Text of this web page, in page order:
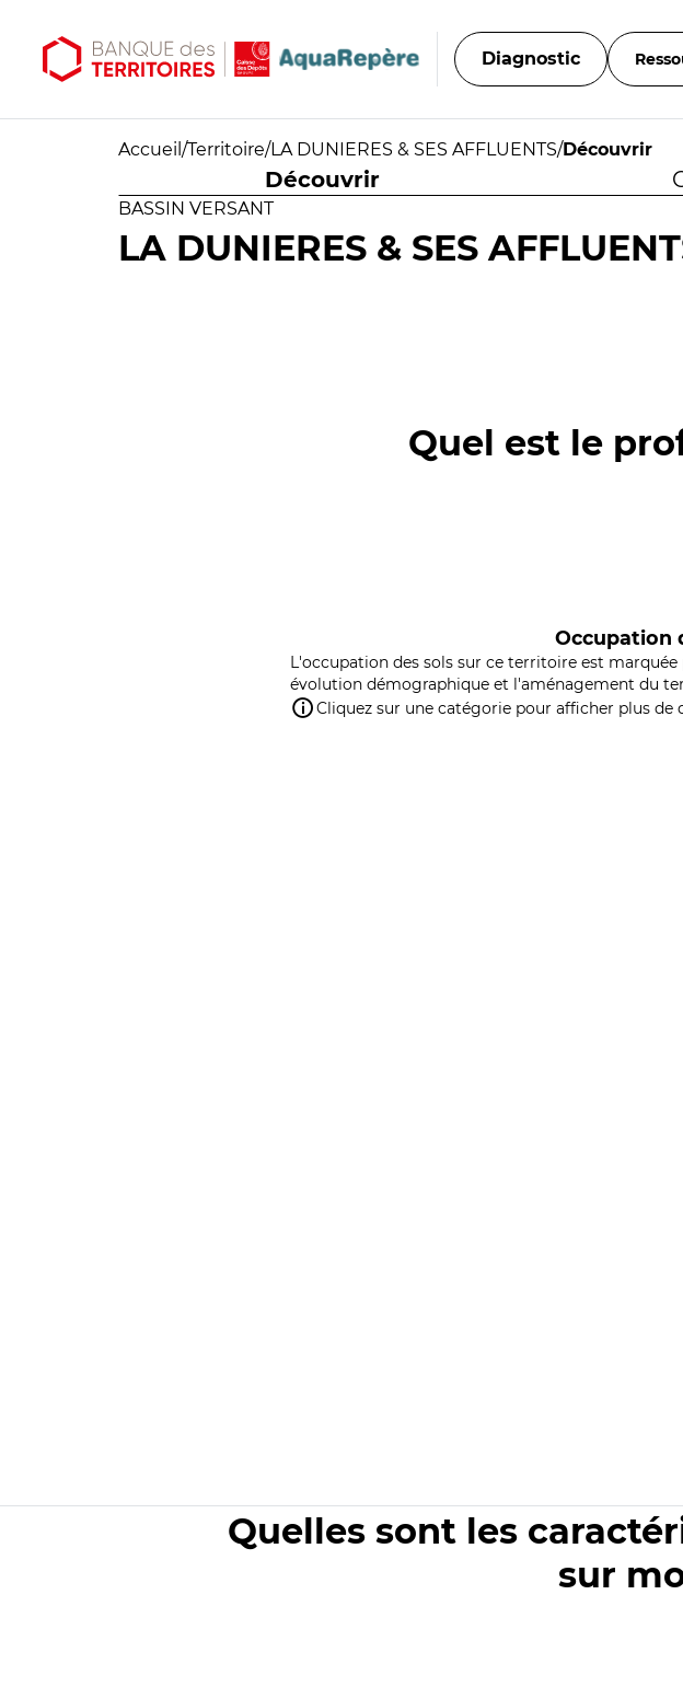
Diagnostic
Accueil /Territoire/LA DUNIERES & SES AFFLUENTS/Découvrir
Découvrir
BASSIN VERSANT
LA DUNIERES & SES
Quel est le
Occupation
L'occupation des sols sur ce territoire est
évolution démographique et l'aménagement du
Cliquez sur une catégorie pour afficher plus de
Quelles sont les
sur